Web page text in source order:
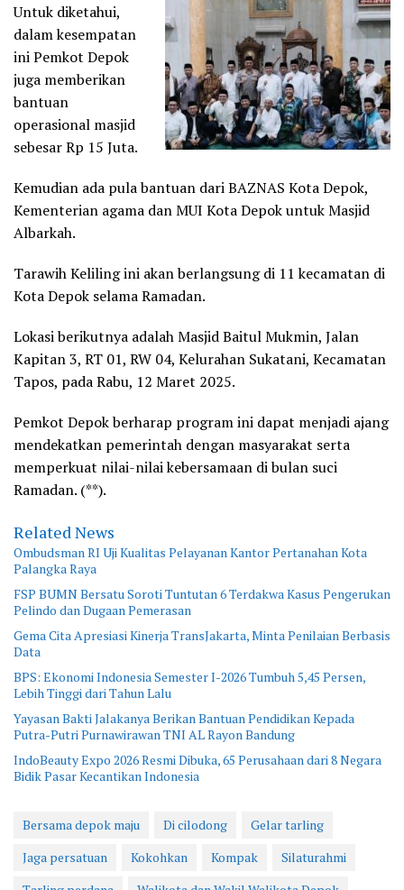
Untuk diketahui,
dalam kesempatan
ini Pemkot Depok
juga memberikan
bantuan
operasional masjid
sebesar Rp 15 Juta.
Kemudian ada pula bantuan dari BAZNAS Kota Depok,
Kementerian agama dan MUI Kota Depok untuk Masjid
Albarkah.
Tarawih Keliling ini akan berlangsung di 11 kecamatan di
Kota Depok selama Ramadan.
Lokasi berikutnya adalah Masjid Baitul Mukmin, Jalan
Kapitan 3, RT 01, RW 04, Kelurahan Sukatani, Kecamatan
Tapos, pada Rabu, 12 Maret 2025.
Pemkot Depok berharap program ini dapat menjadi ajang
mendekatkan pemerintah dengan masyarakat serta
memperkuat nilai-nilai kebersamaan di bulan suci
Ramadan. (**).
Related News
Ombudsman RI Uji Kualitas Pelayanan Kantor Pertanahan Kota
Palangka Raya
FSP BUMN Bersatu Soroti Tuntutan 6 Terdakwa Kasus Pengerukan
Pelindo dan Dugaan Pemerasan
Gema Cita Apresiasi Kinerja TransJakarta, Minta Penilaian Berbasis
Data
BPS: Ekonomi Indonesia Semester I-2026 Tumbuh 5,45 Persen,
Lebih Tinggi dari Tahun Lalu
Yayasan Bakti Jalakanya Berikan Bantuan Pendidikan Kepada
Putra-Putri Purnawirawan TNI AL Rayon Bandung
IndoBeauty Expo 2026 Resmi Dibuka, 65 Perusahaan dari 8 Negara
Bidik Pasar Kecantikan Indonesia
Bersama depok maju Di cilodong
Gelar tarling
Jaga persatuan
Kokohkan Kompak
Silaturahmi